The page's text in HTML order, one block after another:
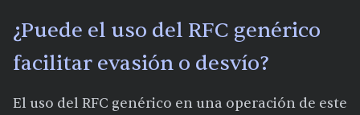
¿Puede el uso del RFC genérico
facilitar evasión o desvío?
El uso del RFC genérico en una operación de este